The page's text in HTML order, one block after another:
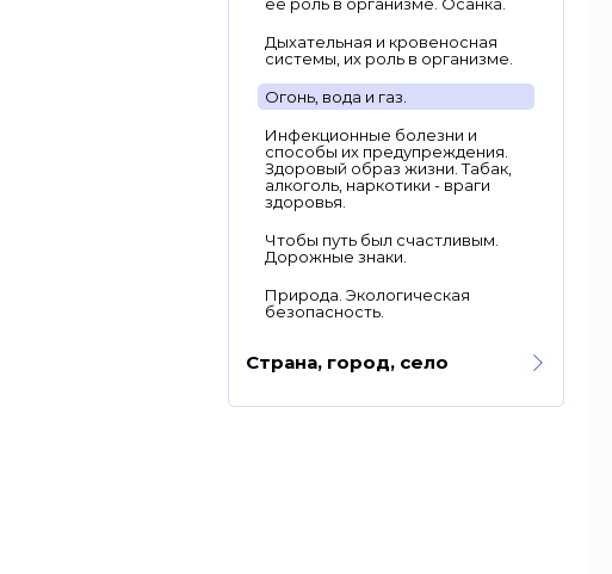
Дыхательная и кровеносная
системы, их роль в организме.
Огонь, вода и газ.
Инфекционные болезни и
способы их предупреждения.
Здоровый образ жизни. Табак,
алкоголь, наркотики - враги
здоровья.
Чтобы путь был счастливым.
Дорожные знаки.
Природа. Экологическая
безопасность.
Страна, город, село